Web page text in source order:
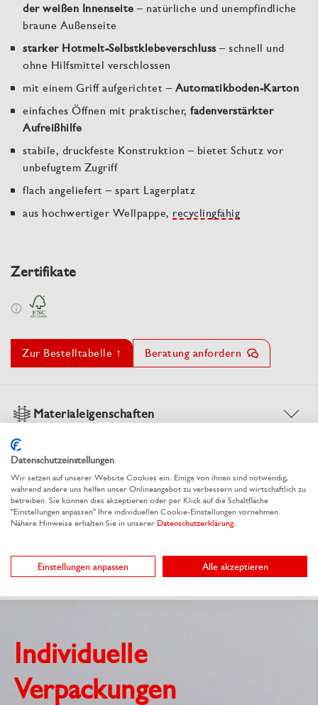
der weißen Innenseite – natürliche und unempfindliche
braune Außenseite
starker Hotmelt-Selbstklebeverschluss – schnell und
ohne Hilfsmittel verschlossen
mit einem Griff aufgerichtet – Automatikboden-Karton
einfaches Öffnen mit praktischer, fadenverstärkter
Aufreißhilfe
stabile, druckfeste Konstruktion – bietet Schutz vor
unbefugtem Zugriff
flach angeliefert – spart Lagerplatz
aus hochwertiger Wellpappe, recyclingfähig
Zertifikate
Zur Bestelltabelle ↑ Beratung anfordern
Materialeigenschaften
Dokumente
Sie möchten dieses Produkt individualisieren?
Individuelle
Verpackungen
Datenschutzeinstellungen
Wir setzen auf unserer Website Cookies ein. Einige von ihnen sind notwendig,
während andere uns helfen unser Onlineangebot zu verbessern und wirtschaftlich zu
betreiben. Sie können dies akzeptieren oder per Klick auf die Schaltfläche
"Einstellungen anpassen" Ihre individuellen Cookie-Einstellungen vornehmen.
Nähere Hinweise erhalten Sie in unserer Datenschutzerklärung.
Einstellungen anpassen Alle akzeptieren